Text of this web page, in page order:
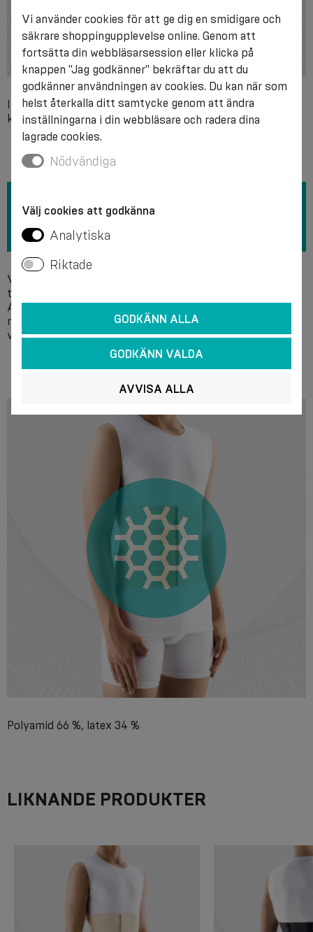
Individuell överkänslighet mot något av produktens
komponentmaterial.
Vi rekommenderar handtvätt i tvållösning vid en
temperatur på +40 °C utan användning av blekmedel.
Använd inte kemiska rengöringsmedel. Det
rekommenderas att försiktigt pressa ut vattnet utan att
vrida ur och låta produkten torka. Får inte strykas.
Polyamid 66 %, latex 34 %
LIKNANDE PRODUKTER
Vi använder cookies för att ge dig en smidigare och
säkrare shoppingupplevelse online. Genom att
fortsätta din webbläsarsession eller klicka på
knappen "Jag godkänner" bekräftar du att du
godkänner användningen av cookies. Du kan när som
helst återkalla ditt samtycke genom att ändra
inställningarna i din webbläsare och radera dina
lagrade cookies.
Nödvändiga
Välj cookies att godkänna
Analytiska
Riktade
GODKÄNN ALLA
GODKÄNN VALDA
AVVISA ALLA